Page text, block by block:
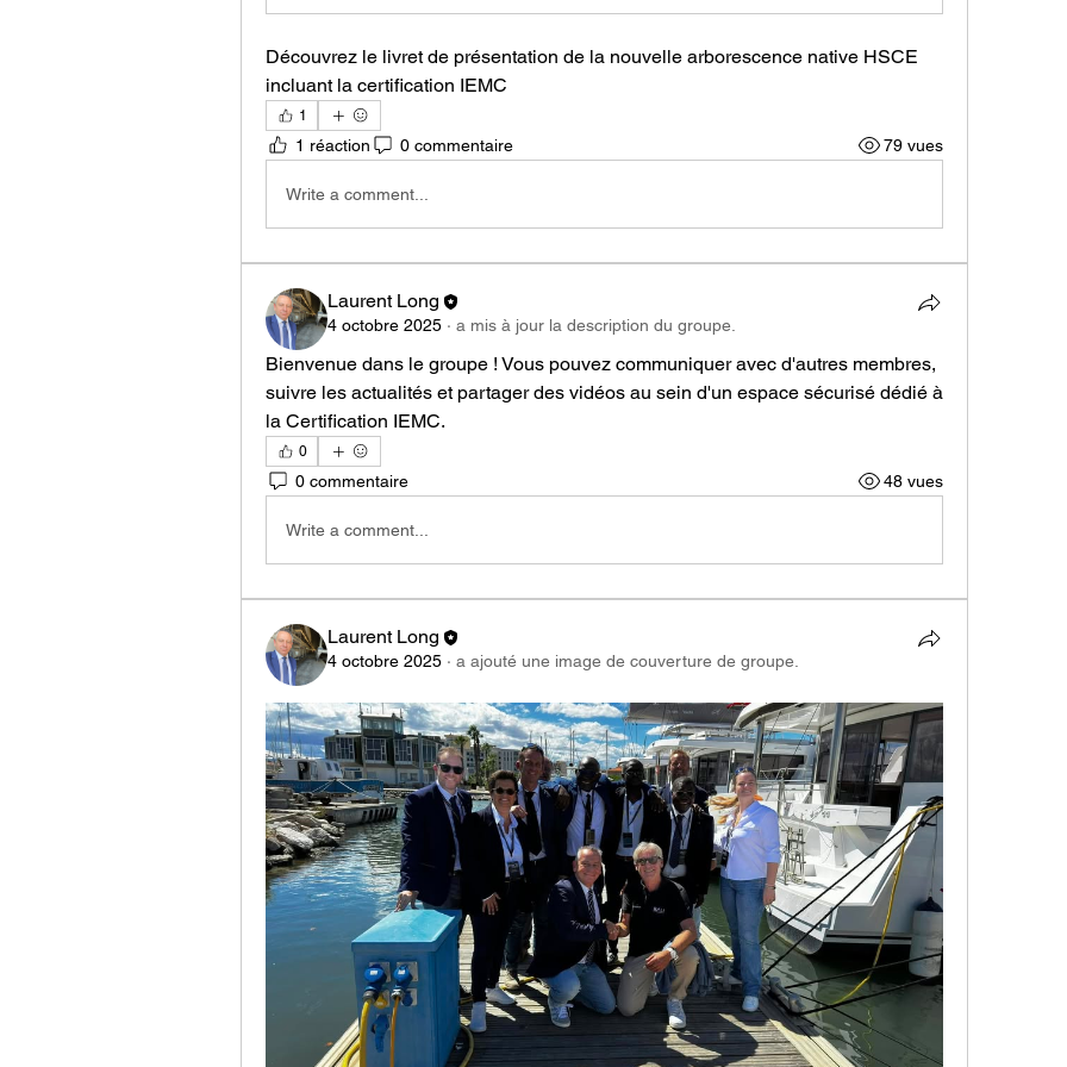
Découvrez le livret de présentation de la nouvelle arborescence native HSCE
incluant la certification IEMC
1
1 réaction 0 commentaire 79 vues
Write a comment...
Laurent Long
4 octobre 2025 · a mis à jour la description du groupe.
Bienvenue dans le groupe ! Vous pouvez communiquer avec d'autres membres,
suivre les actualités et partager des vidéos au sein d'un espace sécurisé dédié à
la Certification IEMC.
0
0 commentaire 48 vues
Write a comment...
Laurent Long
4 octobre 2025 · a ajouté une image de couverture de groupe.